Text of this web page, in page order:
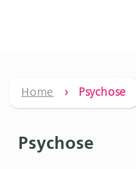
Home › Psychose
Psychose